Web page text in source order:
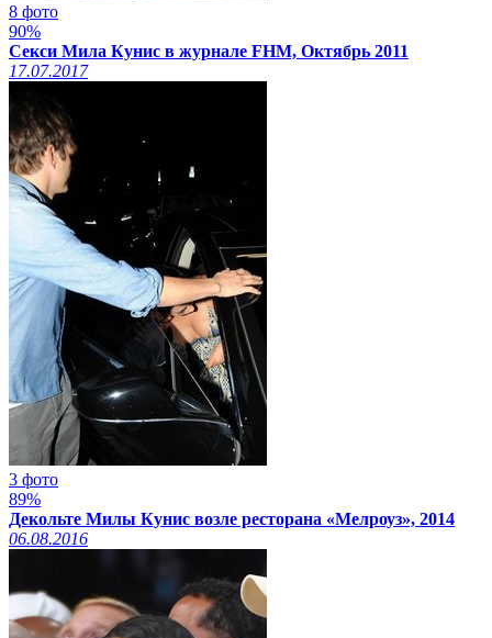
8 фото
90%
Секси Мила Кунис в журнале FHM, Октябрь 2011
17.07.2017
3 фото
89%
Декольте Милы Кунис возле ресторана «Мелроуз», 2014
06.08.2016